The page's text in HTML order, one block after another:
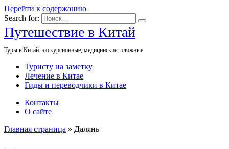
Перейти к содержанию
Search for:
Путешествие в Китай
Туры в Китай: экскурсионные, медицинские, пляжные
Туристу на заметку
Лечение в Китае
Гиды и переводчики в Китае
Контакты
О сайте
Главная страница » Далянь